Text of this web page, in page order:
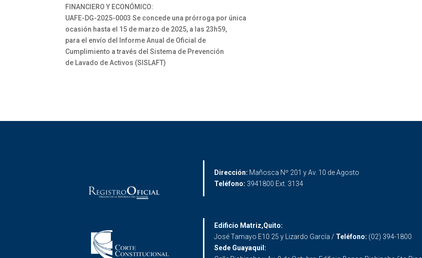
FINANCIERO Y ECONÓMICO:
UAFE-DG-2025-0003 Se concede una prórroga por única
ocasión hasta el 15 de marzo de 2025, a las 23h59,
para el envío del Informe Anual de Oficial de
Cumplimiento a través del Sistema de Prevención
de Lavado de Activos (SISLAFT)
Dirección: Mañosca Nº 201 y Av. 10 de Agosto
Teléfono: 3941800 Ext. 3134
Edificio Matriz,Quito:
José Tamayo E10 25 y Lizardo García / Teléfono: (02) 394-1800
Sede Guayaquil: